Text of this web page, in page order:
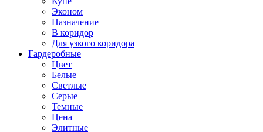
Эконом
Назначение
В коридор
Для узкого коридора
Гардеробные
Цвет
Белые
Светлые
Серые
Темные
Цена
Элитные